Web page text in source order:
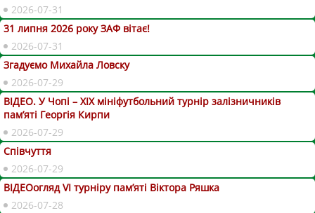
2026-07-31
31 липня 2026 року ЗАФ вітає!
2026-07-31
Згадуємо Михайла Ловску
2026-07-29
ВІДЕО. У Чопі – ХІХ мініфутбольний турнір залізничників
пам’яті Георгія Кирпи
2026-07-29
Співчуття
2026-07-29
ВІДЕОогляд VІ турніру пам’яті Віктора Ряшка
2026-07-28